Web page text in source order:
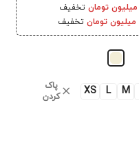
تخفیف
تخفیف
M
L
XS
پاک
کردن